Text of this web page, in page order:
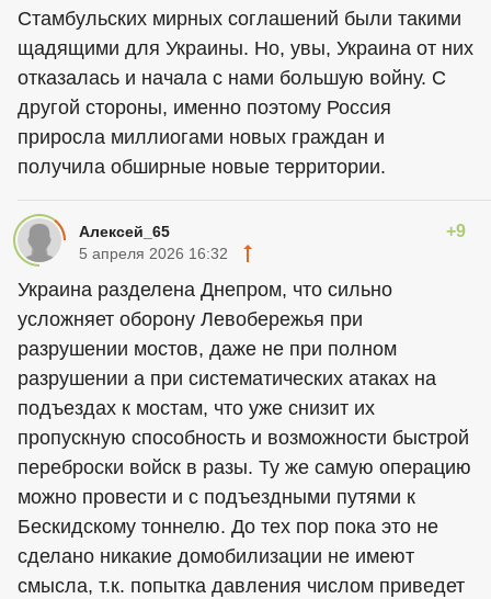
Стамбульских мирных соглашений были такими
щадящими для Украины. Но, увы, Украина от них
отказалась и начала с нами большую войну. С
другой стороны, именно поэтому Россия
приросла миллиогами новых граждан и
получила обширные новые территории.
Алексей_65 +9
5 апреля 2026 16:32
Украина разделена Днепром, что сильно
усложняет оборону Левобережья при
разрушении мостов, даже не при полном
разрушении а при систематических атаках на
подъездах к мостам, что уже снизит их
пропускную способность и возможности быстрой
переброски войск в разы. Ту же самую операцию
можно провести и с подъездными путями к
Бескидскому тоннелю. До тех пор пока это не
сделано никакие домобилизации не имеют
смысла, т.к. попытка давления числом приведет